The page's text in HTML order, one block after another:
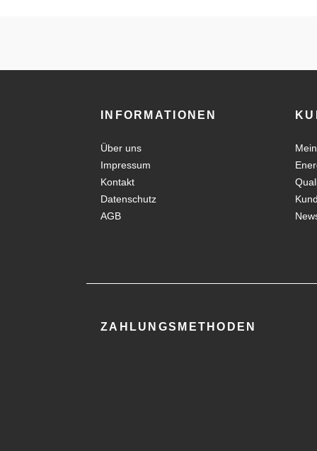
INFORMATIONEN
Über uns
Impressum
Kontakt
Datenschutz
AGB
ZAHLUNGSMETHODEN